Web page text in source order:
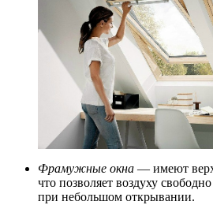
Фрамужные окна — имеют
что позволяет воздуху
при небольшом открывании.